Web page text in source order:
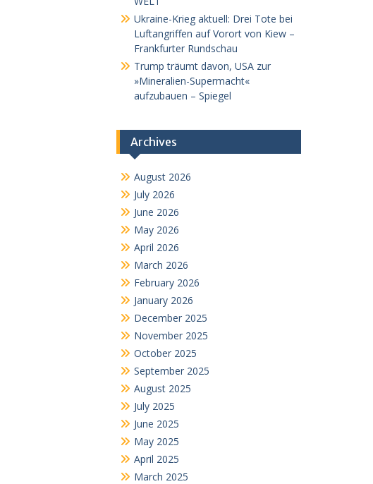
Ukraine-Krieg aktuell: Drei Tote bei
Luftangriffen auf Vorort von Kiew –
Frankfurter Rundschau
Trump träumt davon, USA zur
»Mineralien-Supermacht«
aufzubauen – Spiegel
Archives
August 2026
July 2026
June 2026
May 2026
April 2026
March 2026
February 2026
January 2026
December 2025
November 2025
October 2025
September 2025
August 2025
July 2025
June 2025
May 2025
April 2025
March 2025